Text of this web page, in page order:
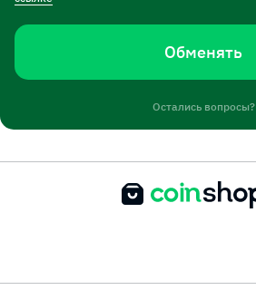
Обменять
Остались вопросы?